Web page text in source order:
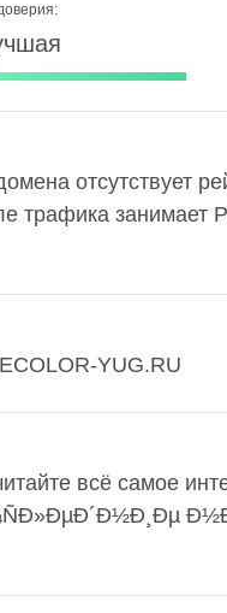
отсутствует
трафика занимает
YUG.RU
всё самое